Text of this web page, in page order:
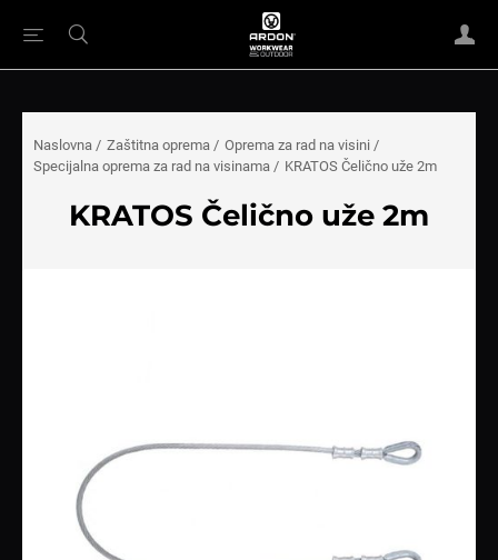
Naslovna / Zaštitna oprema / Oprema za rad na visini /
Specijalna oprema za rad na visinama / KRATOS Čelično uže 2m
KRATOS Čelično uže 2m